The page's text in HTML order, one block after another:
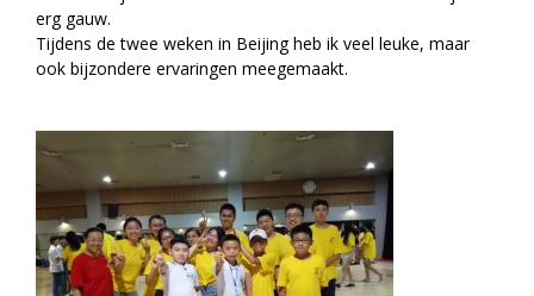
erg gauw.
Tijdens de twee weken in Beijing heb ik veel leuke, maar
ook bijzondere ervaringen meegemaakt.